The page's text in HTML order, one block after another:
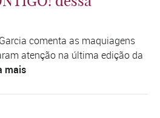
comenta as maquiagens
atenção na última edição da
mais